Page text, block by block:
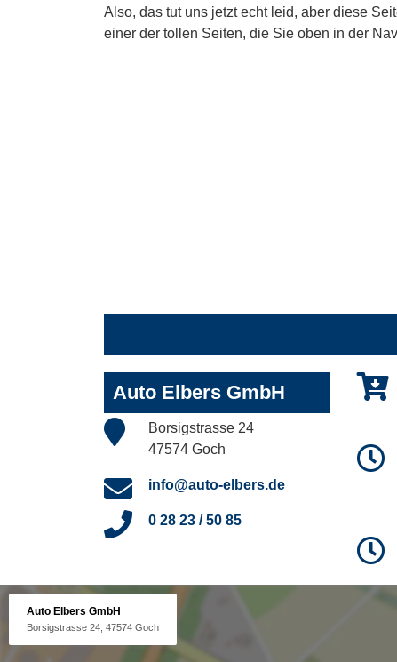
Also, das tut uns jetzt echt leid, aber diese
einer der tollen Seiten, die Sie oben in der
Auto Elbers GmbH
Borsigstrasse 24
47574 Goch
info@auto-elbers.de
0 28 23 / 50 85
Auto Elbers GmbH
Borsigstrasse 24, 47574 Goch